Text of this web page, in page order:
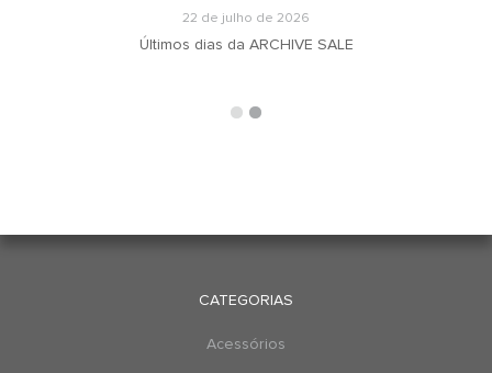
22 de julho de 2026
Últimos dias da ARCHIVE SALE
CATEGORIAS
Acessórios